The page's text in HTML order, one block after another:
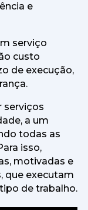
e
serviço
custo
de execução,
serviços
a um
todas as
isso,
motivadas e
que executam
de trabalho.